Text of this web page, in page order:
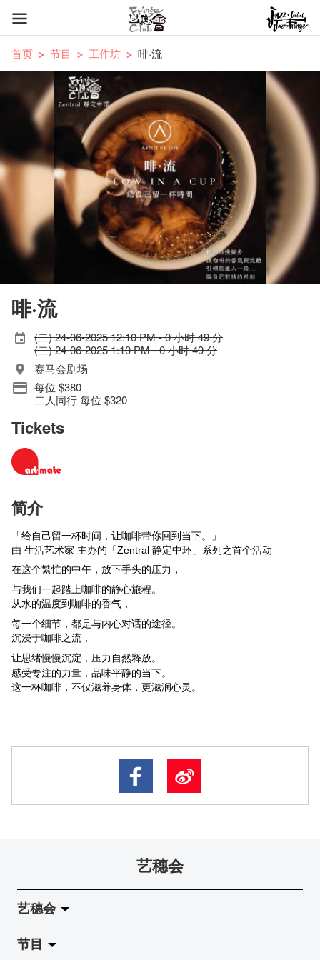
首页 节目 工作坊 啡·流
啡·流
(二) 24-06-2025 12:10 PM - 0 小时 49 分
(二) 24-06-2025 1:10 PM - 0 小时 49 分
赛马会剧场
每位 $380
二人同行 每位 $320
Tickets
简介
「给自己留一杯时间，让咖啡带你回到当下。」
由 生活艺术家 主办的 「Zentral 静定中环」系列之首个活动
在这个繁忙的中午，放下手头的压力，
与我们一起踏上咖啡的静心旅程。
从水的温度到咖啡的香气，
每一个细节，都是与内心对话的途径。
沉浸于咖啡之流，
让思绪慢慢沉淀，压力自然释放。
感受专注的力量，品味平静的当下。
这一杯咖啡，不仅滋养身体，更滋润心灵。
艺穗会
艺穗会
关于艺穗会
节目